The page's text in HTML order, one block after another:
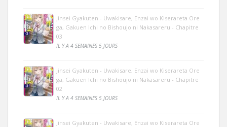
Jinsei Gyakuten - Uwakisare, Enzai wo Kiserareta Ore
ga, Gakuen Ichi no Bishoujo ni Nakasareru - Chapitre
03
IL Y A 4 SEMAINES 5 JOURS
Jinsei Gyakuten - Uwakisare, Enzai wo Kiserareta Ore
ga, Gakuen Ichi no Bishoujo ni Nakasareru - Chapitre
02
IL Y A 4 SEMAINES 5 JOURS
Jinsei Gyakuten - Uwakisare, Enzai wo Kiserareta Ore